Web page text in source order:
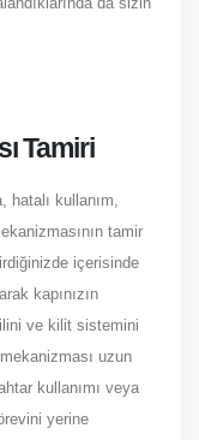
Tamiri
hatalı kullanım,
tamir
içerisinde
kapınızın
ve kilit sistemini
uzun
kullanımı veya
yerine